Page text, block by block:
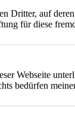
Dritter, auf
für diese
Webseite
bedürfen